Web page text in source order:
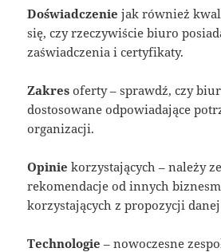
Doświadczenie jak również
się, czy rzeczywiście biuro
zaświadczenia i certyfikaty.
Zakres oferty – sprawdź, czy
dostosowane odpowiadające
organizacji.
Opinie korzystających – należy
rekomendacje od innych
korzystających z propozycji
Technologie – nowoczesne